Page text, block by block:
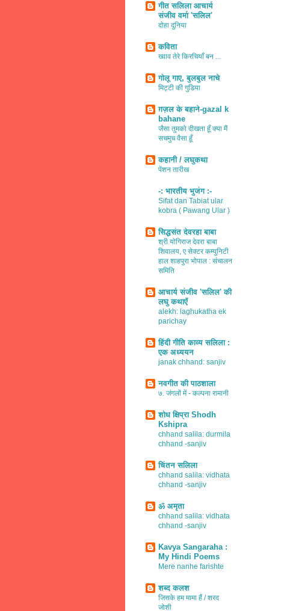
गीत सलिला आचार्य
संजीव वर्मा 'सलिल'
दोहा दुनिया
कविता
ख्वाव तेरे किरचियाँ बन ...
गोलू गाए, बुलबुल नाचे
मिट्टी की गुडिया
ग़ज़ल के बहाने-gazal k
bahane
जैसा तुमको दीखता हूँ क्या मैं
सचमुच वैसा हूँ
कहानी / लघुकथा
पेंशन तारीख
-: भारतीय भुजंग :-
Sifat dan Tabiat ular
kobra ( Pawang Ular )
सिद्धसंत देवरहा बाबा
श्री योगिराज देवरा बाबा
शिवालय, ए सेक्टर कम्युनिटी
हाल शाहपुरा भोपाल : संचालन
समिति
आचार्य संजीव 'सलिल' की
लघु कथाएँ
alekh: laghukatha ek
parichay
हिंदी गीति काव्य सलिला :
एक अध्ययन
janak chhand: sanjiv
नवगीत की पाठशाला
७. जंगलों में - कल्पना रामानी
शोध क्षिप्रा Shodh
Kshipra
chhand salila: durmila
chhand -sanjiv
चिंतन सलिला
chhand salila: vidhata
chhand -sanjiv
ॐ अमृता
chhand salila: vidhata
chhand -sanjiv
Kavya Sangaraha :
My Hindi Poems
Mere nanhe farishte
शब्द कलश
जिसके हम मामा हैं / शरद
जोशी